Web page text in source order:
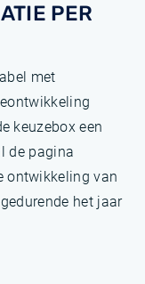
PER
met
keuzebox een
de pagina
ontwikkeling van
het jaar